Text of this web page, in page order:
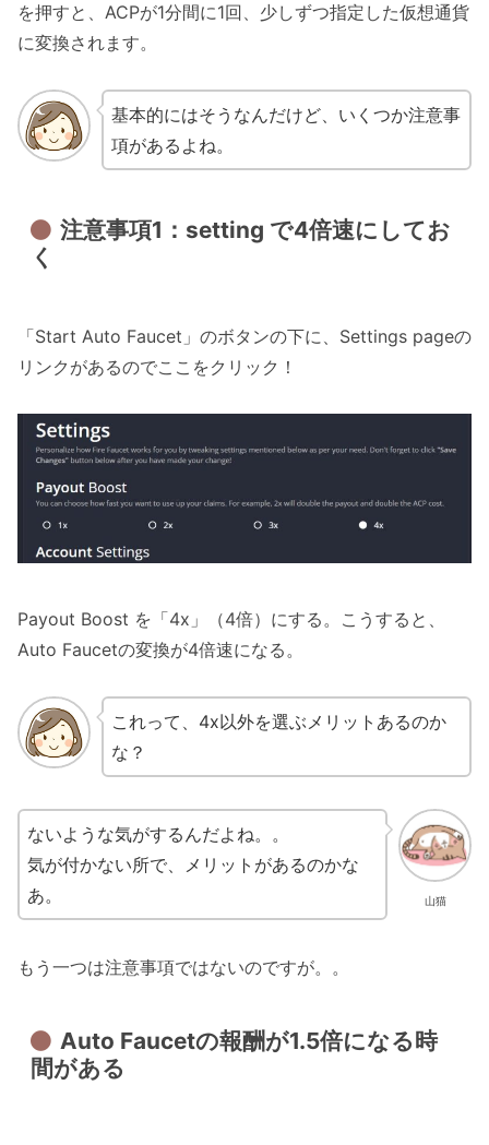
を押すと、ACPが1分間に1回、少しずつ指定した仮想通貨
に変換されます。
基本的にはそうなんだけど、いくつか注意事
項があるよね。
注意事項1：setting で4倍速にしてお
く
「Start Auto Faucet」のボタンの下に、Settings pageの
リンクがあるのでここをクリック！
Payout Boost を「4x」（4倍）にする。こうすると、
Auto Faucetの変換が4倍速になる。
これって、4x以外を選ぶメリットあるのか
な？
山猫
ないような気がするんだよね。。
気が付かない所で、メリットがあるのかな
あ。
もう一つは注意事項ではないのですが。。
Auto Faucetの報酬が1.5倍になる時
間がある